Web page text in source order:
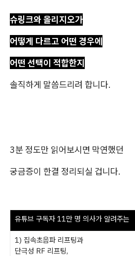
슈링크와 올리지오가
어떻게 다르고 어떤 경우에
어떤 선택이 적합한지
솔직하게 말씀드리려 합니다.
3분 정도만 읽어보시면 막연했던
궁금증이 한결 정리되실 겁니다.
유튜브 구독자 11만 명 의사가 알려주는
1) 집속초음파 리프팅과
단극성 RF 리프팅,